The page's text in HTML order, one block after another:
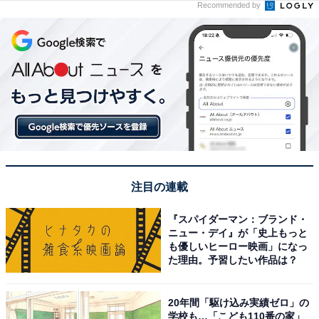
Recommended by
注目の連載
『スパイダーマン：ブランド・
ニュー・デイ』が「史上もっと
も優しいヒーロー映画」になっ
た理由。予習したい作品は？
20年間「駆け込み実績ゼロ」の
学校も…「こども110番の家」